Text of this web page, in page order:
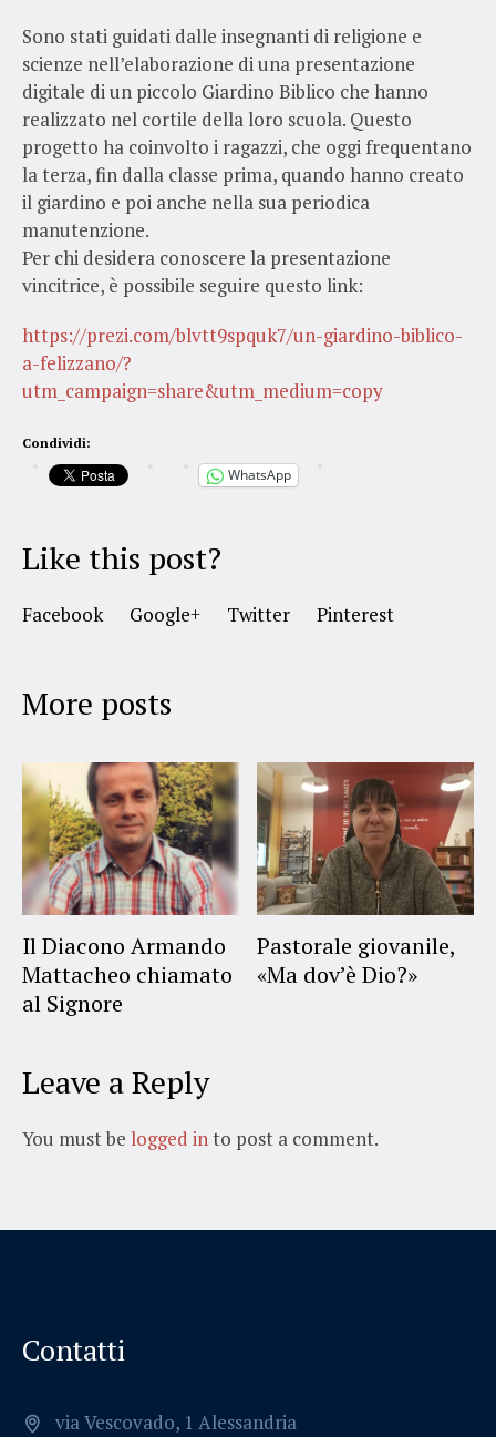
Sono stati guidati dalle insegnanti di religione e
scienze nell’elaborazione di una presentazione
digitale di un piccolo Giardino Biblico che hanno
realizzato nel cortile della loro scuola. Questo
progetto ha coinvolto i ragazzi, che oggi frequentano
la terza, fin dalla classe prima, quando hanno creato
il giardino e poi anche nella sua periodica
manutenzione.
Per chi desidera conoscere la presentazione
vincitrice, è possibile seguire questo link:
https://prezi.com/blvtt9spquk7/un-giardino-biblico-
a-felizzano/?
utm_campaign=share&utm_medium=copy
Condividi:
WhatsApp
Like this post?
Facebook Google+ Twitter Pinterest
More posts
Il Diacono Armando
Mattacheo chiamato
al Signore
Pastorale giovanile,
«Ma dov’è Dio?»
Leave a Reply
You must be logged into post a comment.
Contatti
via Vescovado, 1 Alessandria